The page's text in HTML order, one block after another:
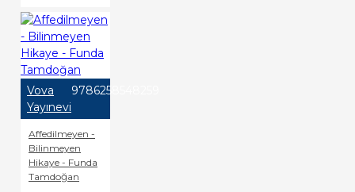
Vova
Yayınevi
9786258548259
Affedilmeyen -
Bilinmeyen
Hikaye - Funda
Tamdoğan